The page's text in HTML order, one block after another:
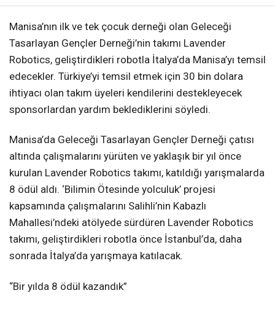
Manisa’nın ilk ve tek çocuk derneği olan Geleceği
Tasarlayan Gençler Derneği’nin takımı Lavender
Robotics, geliştirdikleri robotla İtalya’da Manisa’yı temsil
edecekler. Türkiye’yi temsil etmek için 30 bin dolara
ihtiyacı olan takım üyeleri kendilerini destekleyecek
sponsorlardan yardım beklediklerini söyledi.
Manisa’da Geleceği Tasarlayan Gençler Derneği çatısı
altında çalışmalarını yürüten ve yaklaşık bir yıl önce
kurulan Lavender Robotics takımı, katıldığı yarışmalarda
8 ödül aldı. ‘Bilimin Ötesinde yolculuk’ projesi
kapsamında çalışmalarını Salihli’nin Kabazlı
Mahallesi’ndeki atölyede sürdüren Lavender Robotics
takımı, geliştirdikleri robotla önce İstanbul’da, daha
sonrada İtalya’da yarışmaya katılacak.
“Bir yılda 8 ödül kazandık”